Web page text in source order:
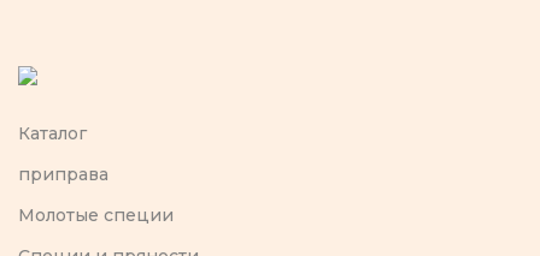
Каталог
приправа
Молотые специи